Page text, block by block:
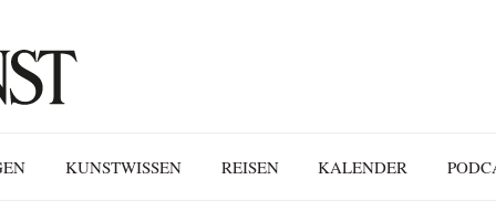
KUNSTWISSEN REISEN KALENDER